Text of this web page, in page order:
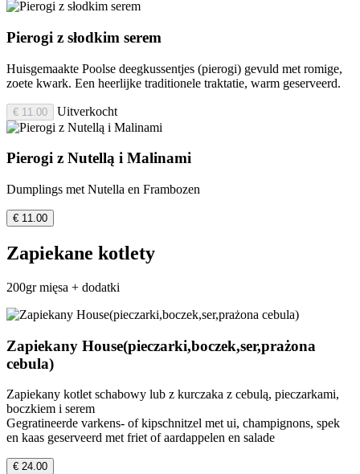
Pierogi z słodkim serem
Huisgemaakte Poolse deegkussentjes (pierogi) gevuld met romige,
zoete kwark. Een heerlijke traditionele traktatie, warm geserveerd.
€ 11.00 Uitverkocht
Pierogi z Nutellą i Malinami
Dumplings met Nutella en Frambozen
€ 11.00
Zapiekane kotlety
200gr mięsa + dodatki
Zapiekany House(pieczarki,boczek,ser,prażona
cebula)
Zapiekany kotlet schabowy lub z kurczaka z cebulą, pieczarkami,
boczkiem i serem
Gegratineerde varkens- of kipschnitzel met ui, champignons, spek
en kaas geserveerd met friet of aardappelen en salade
€ 24.00